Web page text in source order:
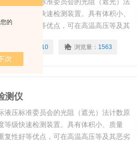
的
染度等级快速检测装置。具有体积小、
、重复性好等优点，可在高温高压等及其
GLP-Y10 浏览量： 1563
测仪
液压标准委员会的光阻（遮光）法计数原
等级快速检测装置。具有体积小、质量
复性好等优点，可在高温高压等及其恶劣